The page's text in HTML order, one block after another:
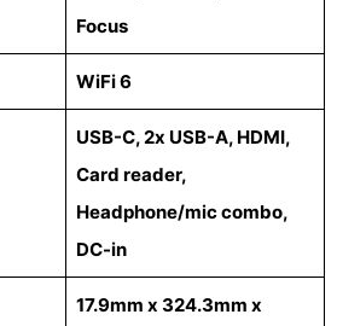
Focus
WiFi 6
USB-C, 2x USB-A, HDMI,
Card reader,
Headphone/mic combo,
DC-in
17.9mm x 324.3mm x